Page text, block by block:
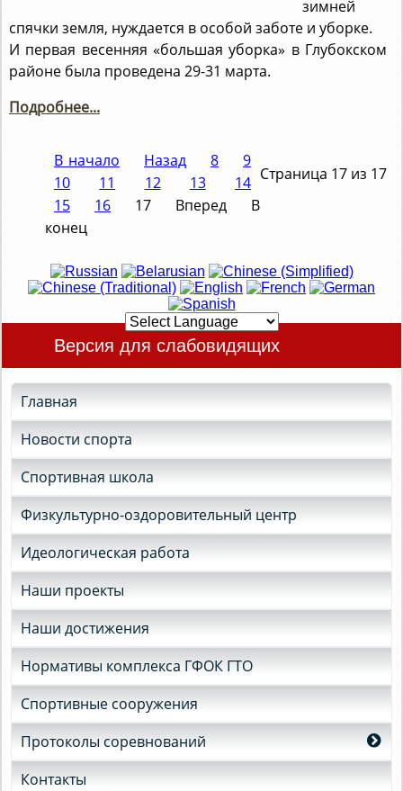
Версия для слабовидящих
Главная
Новости спорта
Спортивная школа
Физкультурно-оздоровительный центр
Идеологическая работа
Наши проекты
Наши достижения
Нормативы комплекса ГФОК ГТО
Спортивные сооружения
Протоколы соревнований
Контакты
зимней
спячки земля, нуждается в особой заботе и уборке.
И первая весенняя «большая уборка» в Глубокском
районе была проведена 29-31 марта.
Подробнее...
Страница 17 из 17
В начало Назад 8
9
10
11 12 13
14
15
16 17 Вперед
В
конец